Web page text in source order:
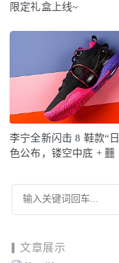
限定礼盒上线~
李宁全新闪击 8 鞋款“
色公布，镂空中底 + 䨻
文章展示